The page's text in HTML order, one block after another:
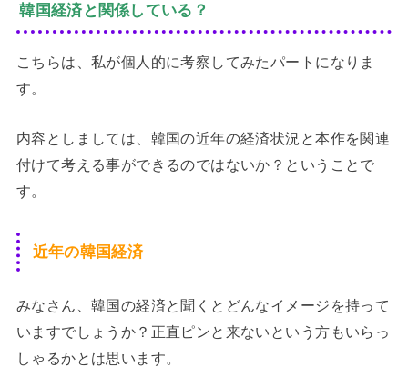
韓国経済と関係している？
こちらは、私が個人的に考察してみたパートになりま
す。
内容としましては、韓国の近年の経済状況と本作を関連
付けて考える事ができるのではないか？ということで
す。
近年の韓国経済
みなさん、韓国の経済と聞くとどんなイメージを持って
いますでしょうか？正直ピンと来ないという方もいらっ
しゃるかとは思います。